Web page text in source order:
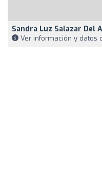
Sandra Luz Salazar
Ver información y datos